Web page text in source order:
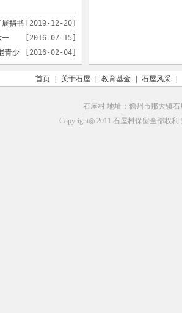
[2019-12-20]
展捐书
[2016-07-15]
一
[2016-02-04]
青少
石屋举行
首页 关于石屋 教育基金 石屋风采
石屋村 地址：儋州市那大镇石
Copyright◎ 2011 石屋村保留全部权利